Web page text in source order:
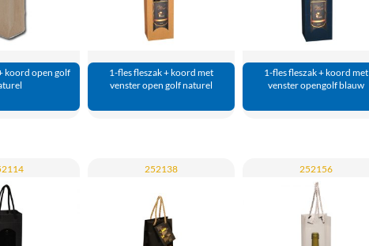
koord open golf
1-fles fleszak + koord met
venster open golf naturel
1-fles fleszak + koord met
venster opengolf blauw
252138 252156